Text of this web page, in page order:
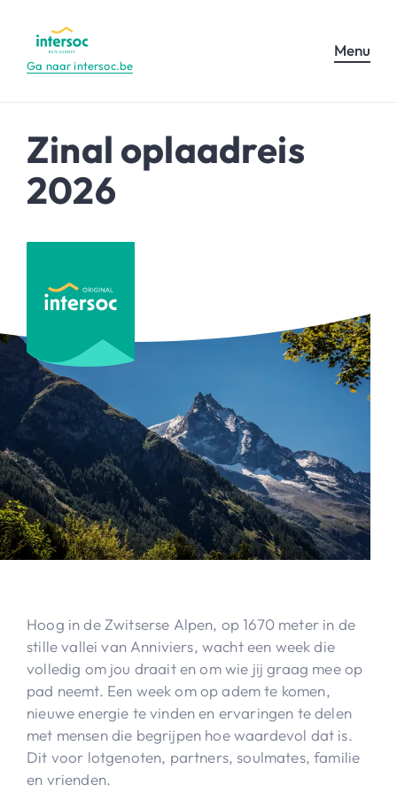
Ga naar intersoc.be
Menu
Zinal oplaadreis
2026
Hoog in de Zwitserse Alpen, op 1670 meter in de
stille vallei van Anniviers, wacht een week die
volledig om jou draait en om wie jij graag mee op
pad neemt. Een week om op adem te komen,
nieuwe energie te vinden en ervaringen te delen
met mensen die begrijpen hoe waardevol dat is.​
Dit voor lotgenoten, partners, soulmates, familie
en vrienden.